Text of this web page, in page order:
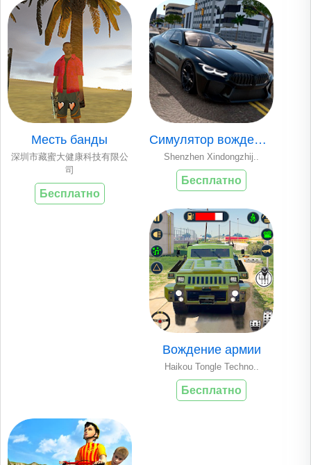
Месть банды
深圳市藏蜜大健康科技有限公
司
Бесплатно
Симулятор вождения
Shenzhen Xindongzhij..
Бесплатно
Вождение армии
Haikou Tongle Techno..
Бесплатно